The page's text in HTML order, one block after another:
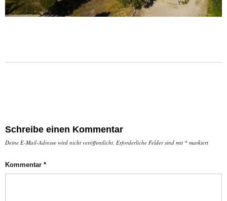
Schreibe einen Kommentar
Deine E-Mail-Adresse wird nicht veröffentlicht. Erforderliche Felder sind mit * markiert
Kommentar *